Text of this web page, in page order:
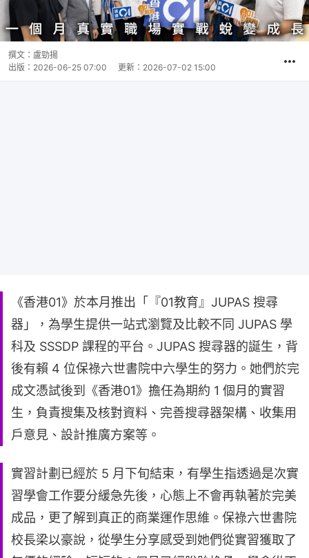
撰文： 盧勁揚
出版： 2026-06-25 07:00 更新： 2026-07-02 15:00
《香港01》於本月推出「『01教育』JUPAS 搜尋
器」，為學生提供一站式瀏覽及比較不同 JUPAS 學
科及 SSSDP 課程的平台。JUPAS 搜尋器的誕生，背
後有賴 4 位保祿六世書院中六學生的努力。她們於完
成文憑試後到《香港01》擔任為期約 1 個月的實習
生，負責搜集及核對資料、完善搜尋器架構、收集用
戶意見、設計推廣方案等。
實習計劃已經於 5 月下旬結束，有學生指透過是次實
習學會工作要分緩急先後，心態上不會再執著於完美
成品，更了解到真正的商業運作思維。保祿六世書院
校長梁以豪說，從學生分享感受到她們從實習獲取了